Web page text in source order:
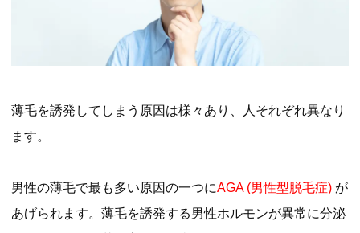
薄毛を誘発してしまう原因は様々あり、人それぞれ異なり
ます。
男性の薄毛で最も多い原因の一つにAGA (男性型脱毛症) が
あげられます。薄毛を誘発する男性ホルモンが異常に分泌